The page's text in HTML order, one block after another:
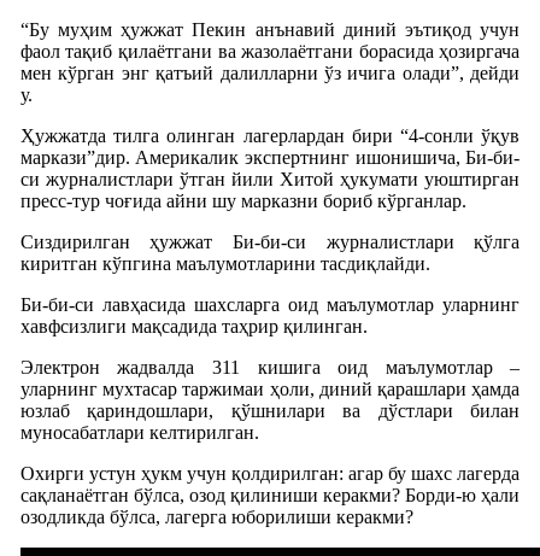
“Бу муҳим ҳужжат Пекин анънавий диний эътиқод учун
фаол тақиб қилаётгани ва жазолаётгани борасида ҳозиргача
мен кўрган энг қатъий далилларни ўз ичига олади”, дейди
у.
Ҳужжатда тилга олинган лагерлардан бири “4-сонли ўқув
маркази”дир. Америкалик экспертнинг ишонишича, Би-би-
си журналистлари ўтган йили Хитой ҳукумати уюштирган
пресс-тур чоғида айни шу марказни бориб кўрганлар.
Сиздирилган ҳужжат Би-би-си журналистлари қўлга
киритган кўпгина маълумотларини тасдиқлайди.
Би-би-си лавҳасида шахсларга оид маълумотлар уларнинг
хавфсизлиги мақсадида таҳрир қилинган.
Электрон жадвалда 311 кишига оид маълумотлар –
уларнинг мухтасар таржимаи ҳоли, диний қарашлари ҳамда
юзлаб қариндошлари, қўшнилари ва дўстлари билан
муносабатлари келтирилган.
Охирги устун ҳукм учун қолдирилган: агар бу шахс лагерда
сақланаётган бўлса, озод қилиниши керакми? Борди-ю ҳали
озодликда бўлса, лагерга юборилиши керакми?